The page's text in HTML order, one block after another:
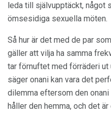
leda till självupptäckt, något
ömsesidiga sexuella möten.
Så hur är det med de par
gäller att vilja ha samma
tar förnuftet med förräderi ut
säger onani kan vara det
dilemma eftersom den onani
håller den hemma, och det är